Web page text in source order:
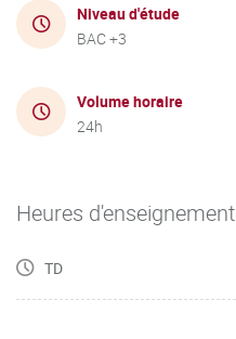
Niveau d'étude
BAC +3
Volume horaire
24h
Heures d'enseignement
TD